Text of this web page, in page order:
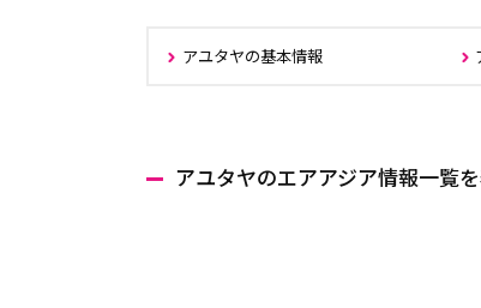
アユタヤの基本情報
アユタヤのエアアジア情報一覧